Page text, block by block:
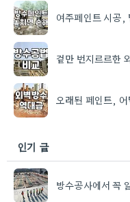
여주페인트 시공,
겉만 번지르르한
오래된 페인트,
인기 글
방수공사에서 꼭